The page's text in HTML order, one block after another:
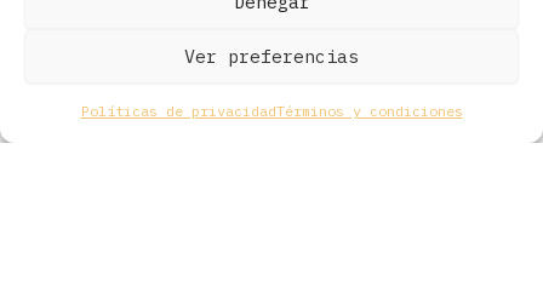
Ver preferencias
Políticas de privacidadTérminos y condiciones